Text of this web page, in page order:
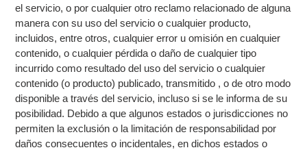
el servicio, o por cualquier otro reclamo relacionado de alguna
manera con su uso del servicio o cualquier producto,
incluidos, entre otros, cualquier error u omisión en cualquier
contenido, o cualquier pérdida o daño de cualquier tipo
incurrido como resultado del uso del servicio o cualquier
contenido (o producto) publicado, transmitido , o de otro modo
disponible a través del servicio, incluso si se le informa de su
posibilidad. Debido a que algunos estados o jurisdicciones no
permiten la exclusión o la limitación de responsabilidad por
daños consecuentes o incidentales, en dichos estados o